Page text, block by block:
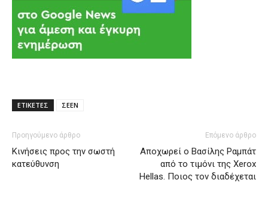
ΕΤΙΚΕΤΕΣ ΣΕΕΝ
Προηγούμενο άρθρο
Κινήσεις προς την σωστή
κατεύθυνση
Επόμενο άρθρο
Αποχωρεί ο Βασίλης Ραμπάτ
από το τιμόνι της Xerox
Hellas. Ποιος τον διαδέχεται